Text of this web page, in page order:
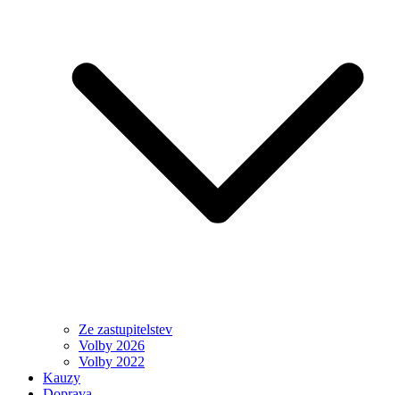
Ze zastupitelstev
Volby 2026
Volby 2022
Kauzy